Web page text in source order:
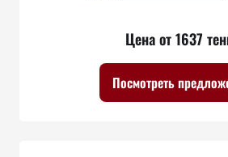
Цена от 1637
Посмотреть